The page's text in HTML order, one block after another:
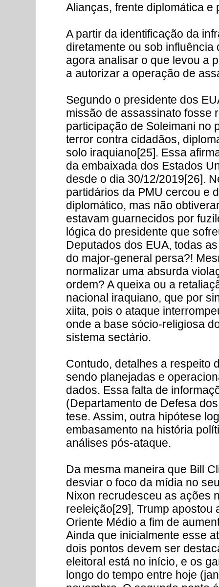
Alianças, frente diplomática e
A partir da identificação da
diretamente ou sob
agora analisar o que levou a
a autorizar a operação de
Segundo o presidente dos
missão de assassinato fosse
participação de Soleimani no
terror contra cidadãos,
solo iraquiano[25]. Essa
da embaixada dos Estados
desde o dia 30/12/2019[26].
partidários da PMU cercou e
diplomático, mas não
estavam guarnecidos por
lógica do presidente que
Deputados dos EUA, todas
do major-general persa?!
normalizar uma absurda
ordem? A queixa ou a
nacional iraquiano, que por
xiita, pois o ataque
onde a base sócio-religiosa
sistema sectário.
Contudo, detalhes a respeito
sendo planejadas e
dados. Essa falta de
(Departamento de Defesa
tese. Assim, outra hipótese
embasamento na história
análises pós-ataque.
Da mesma maneira que Bill
desviar o foco da mídia no
Nixon recrudesceu as ações
reeleição[29], Trump apostou
Oriente Médio a fim de
Ainda que inicialmente esse
dois pontos devem ser
eleitoral está no início, e os
longo do tempo entre hoje